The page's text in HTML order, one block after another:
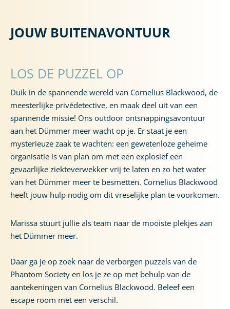
JOUW BUITENAVONTUUR
LOS DE PUZZEL OP
Duik in de spannende wereld van Cornelius Blackwood, de
meesterlijke privédetective, en maak deel uit van een
spannende missie! Ons outdoor ontsnappingsavontuur
aan het Dümmer meer wacht op je. Er staat je een
mysterieuze zaak te wachten: een gewetenloze geheime
organisatie is van plan om met een explosief een
gevaarlijke ziekteverwekker vrij te laten en zo het water
van het Dümmer meer te besmetten. Cornelius Blackwood
heeft jouw hulp nodig om dit vreselijke plan te voorkomen.
Marissa stuurt jullie als team naar de mooiste plekjes aan
het Dümmer meer.
Daar ga je op zoek naar de verborgen puzzels van de
Phantom Society en los je ze op met behulp van de
aantekeningen van Cornelius Blackwood. Beleef een
escape room met een verschil.